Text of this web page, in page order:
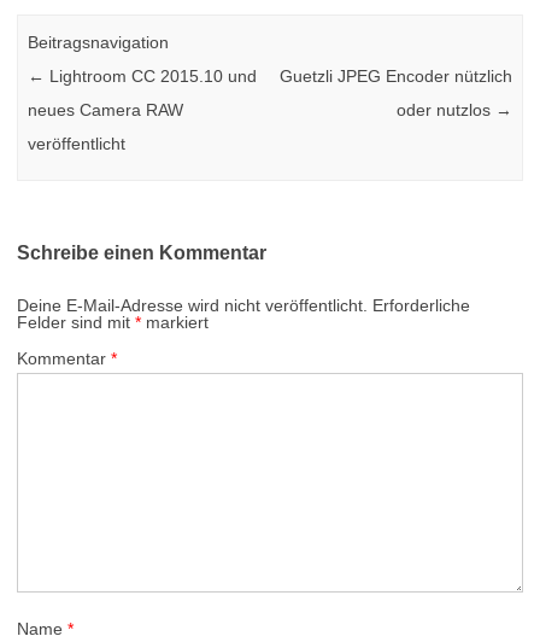
Beitragsnavigation
← Lightroom CC 2015.10 und
neues Camera RAW
veröffentlicht
Guetzli JPEG Encoder nützlich
oder nutzlos →
Schreibe einen Kommentar
Deine E-Mail-Adresse wird nicht veröffentlicht. Erforderliche
Felder sind mit * markiert
Kommentar *
Name *